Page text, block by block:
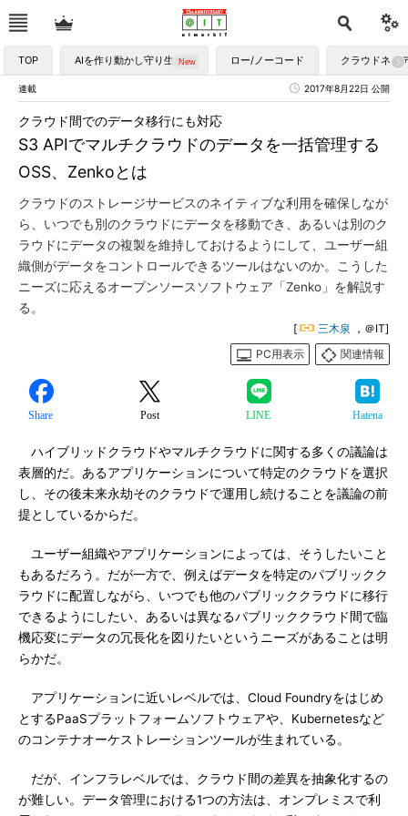
TOP AIを作り動かし守り生かす ロー/ノーコード クラウドネイ
連載 2017年8月22日 公開
S3 APIでマルチクラウドのデータを一括管理する
OSS、Zenkoとは
クラウド間でのデータ移行にも対応
クラウドのストレージサービスのネイティブな利用を確保しなが
ら、いつでも別のクラウドにデータを移動でき、あるいは別のク
ラウドにデータの複製を維持しておけるようにして、ユーザー組
織側がデータをコントロールできるツールはないのか。こうした
ニーズに応えるオープンソースソフトウェア「Zenko」を解説す
る。
[ 三木泉 ，＠IT]
PC用表示
関連情報
Share Post LINE Hatena
ハイブリッドクラウドやマルチクラウドに関する多くの議論は
表層的だ。あるアプリケーションについて特定のクラウドを選択
し、その後未来永劫そのクラウドで運用し続けることを議論の前
提としているからだ。
ユーザー組織やアプリケーションによっては、そうしたいこと
もあるだろう。だが一方で、例えばデータを特定のパブリックク
ラウドに配置しながら、いつでも他のパブリッククラウドに移行
できるようにしたい、あるいは異なるパブリッククラウド間で臨
機応変にデータの冗長化を図りたいというニーズがあることは明
らかだ。
アプリケーションに近いレベルでは、Cloud Foundryをはじめ
とするPaaSプラットフォームソフトウェアや、Kubernetesなど
のコンテナオーケストレーションツールが生まれている。
だが、インフラレベルでは、クラウド間の差異を抽象化するの
が難しい。データ管理における1つの方法は、オンプレミスで利